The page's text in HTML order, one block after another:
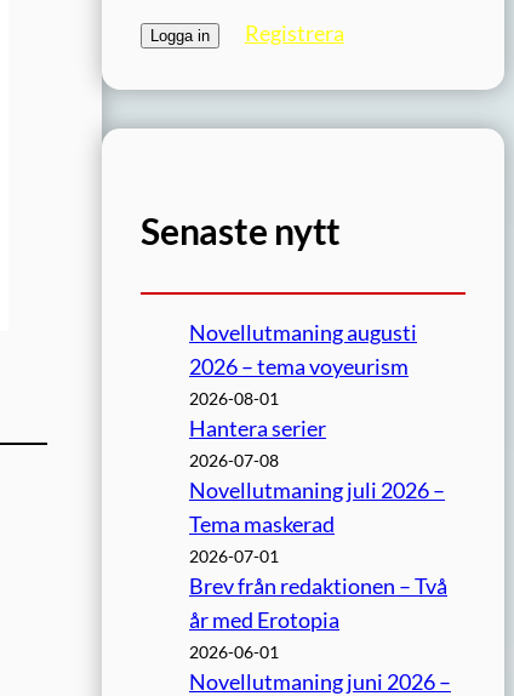
Registrera
Senaste nytt
Novellutmaning augusti
2026 – tema voyeurism
2026-08-01
Hantera serier
2026-07-08
Novellutmaning juli 2026 –
Tema maskerad
2026-07-01
Brev från redaktionen – Två
år med Erotopia
2026-06-01
Novellutmaning juni 2026 –